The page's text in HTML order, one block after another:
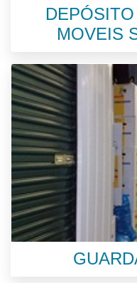
MOVEIS